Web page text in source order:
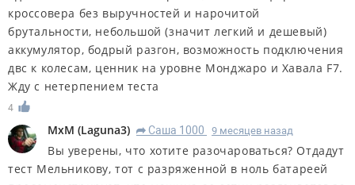
кроссовера без выручностей и нарочитой
брутальности, небольшой (значит легкий и дешевый)
аккумулятор, бодрый разгон, возможность подключения
двс к колесам, ценник на уровне Монджаро и Хавала F7.
Жду с нетерпением теста
4
MxM (Laguna3) R Саша 1000 9 месяцев назад
Вы уверены, что хотите разочароваться? Отдадут
тест Мельникову, тот с разряженной в ноль батареей